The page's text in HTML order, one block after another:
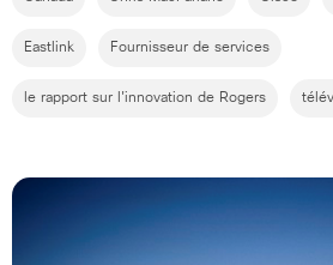
Eastlink Fournisseur de services
le rapport sur l'innovation de Rogers